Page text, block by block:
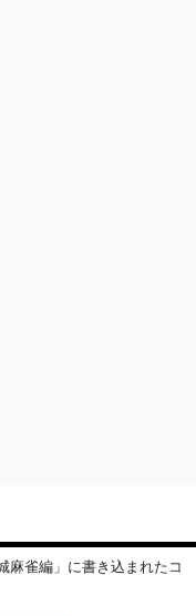
麻雀編」に書き込まれたコ